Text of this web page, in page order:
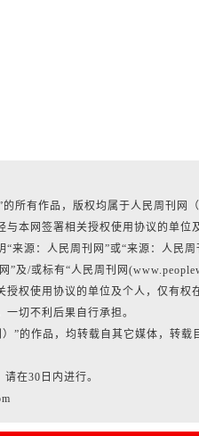
所有作品，版权均属于人民周刊网
本网签署相关授权使用协议的单位
来源：人民周刊网”或“来源：人民
及/或标有“人民周刊网
权使用协议的单位及个人，仅有权
切不利后果自行承担。
”的作品，均转载自其它媒体，转
在30日内进行。